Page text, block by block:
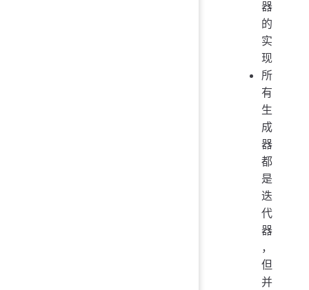
器
的
实
现
所
有
生
成
器
都
是
迭
代
器
，
但
并